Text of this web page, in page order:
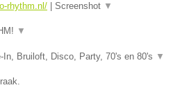
rhythm.nl/ Screenshot ▼
▼
Bruiloft, Disco, Party, 70's en 80's ▼